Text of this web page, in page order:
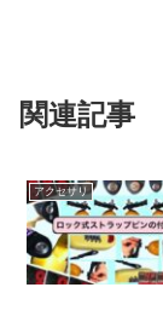
関連記事
アクセサリ